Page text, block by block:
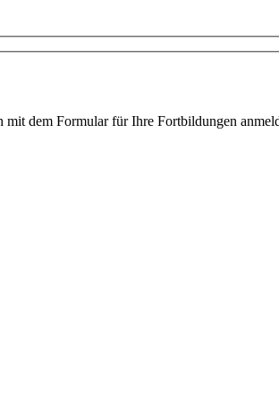
dem Formular für Ihre Fortbildungen